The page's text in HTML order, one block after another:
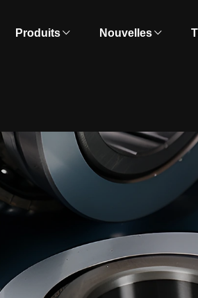
Produits Nouvelles